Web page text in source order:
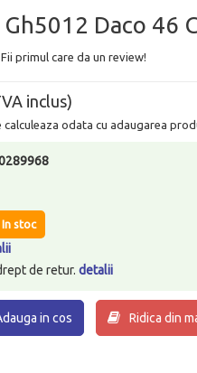
Daco 46
Fii primul care da un review!
inclus)
calculeaza odata cu adaugarea
In stoc
de retur.detalii
in cos Ridica din